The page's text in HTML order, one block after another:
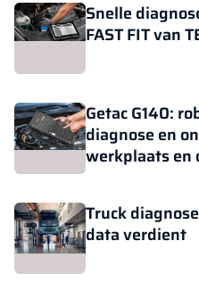
Snelle
FAST FIT van
Getac G140:
diagnose en
werkplaats en
Truck
data verdient